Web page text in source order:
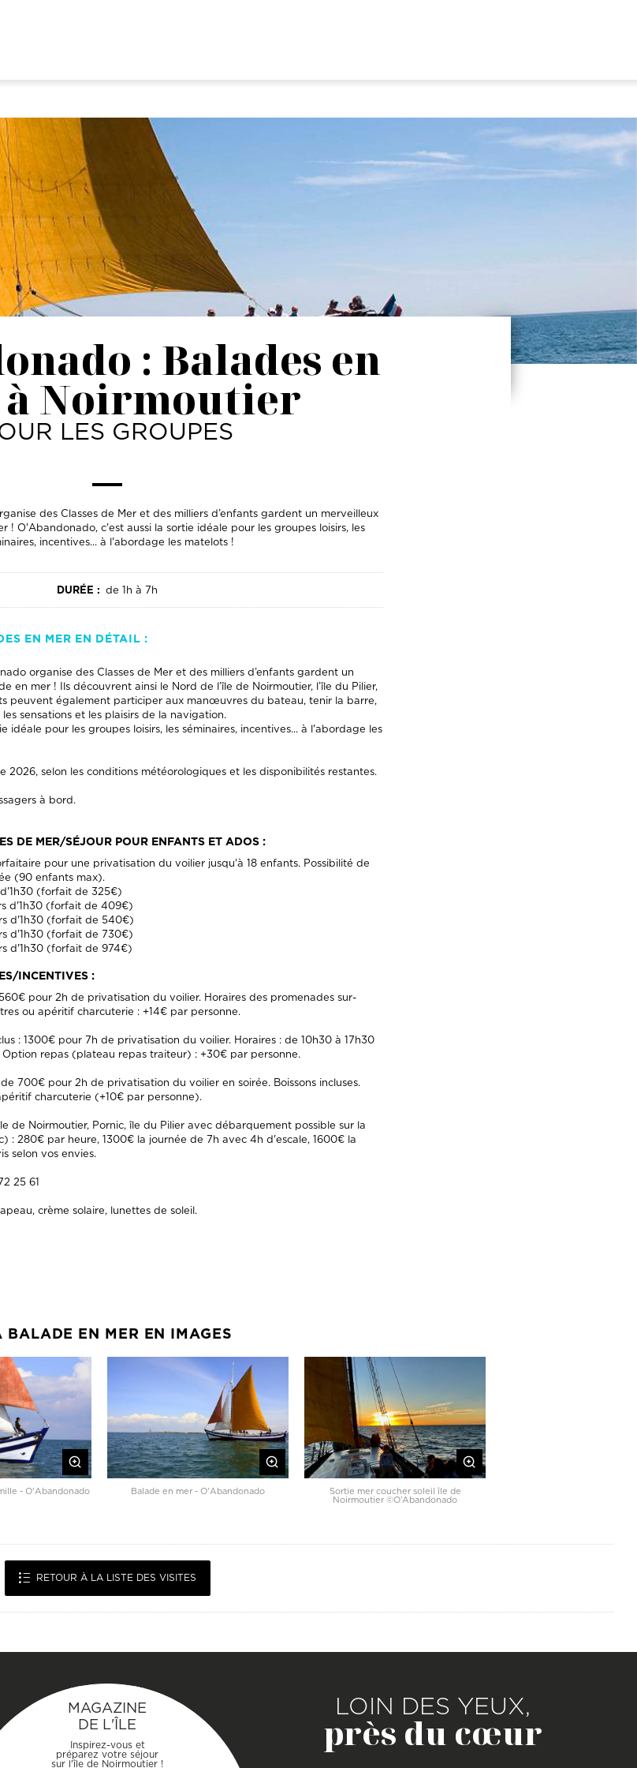
: Balades en
Noirmoutier
LES GROUPES
des Classes de Mer et des milliers d’enfants gardent un merveilleux
! O'Abandonado, c'est aussi la sortie idéale pour les groupes loisirs, les
incentives... à l'abordage les matelots !
DURÉE : de 1h à 7h
EN MER EN DÉTAIL :
organise des Classes de Mer et des milliers d’enfants gardent un
en mer ! Ils découvrent ainsi le Nord de l’île de Noirmoutier, l’île du Pilier,
peuvent également participer aux manœuvres du bateau, tenir la barre,
sensations et les plaisirs de la navigation.
idéale pour les groupes loisirs, les séminaires, incentives... à l'abordage les
2026, selon les conditions météorologiques et les disponibilités restantes.
à bord.
DE MER/SÉJOUR POUR ENFANTS ET ADOS :
pour une privatisation du voilier jusqu'à 18 enfants. Possibilité de
(90 enfants max).
(forfait de 325€)
d'1h30 (forfait de 409€)
d'1h30 (forfait de 540€)
d'1h30 (forfait de 730€)
d'1h30 (forfait de 974€)
INCENTIVES :
pour 2h de privatisation du voilier. Horaires des promenades sur-
ou apéritif charcuterie : +14€ par personne.
: 1300€ pour 7h de privatisation du voilier. Horaires : de 10h30 à 17h30
repas (plateau repas traiteur) : +30€ par personne.
700€ pour 2h de privatisation du voilier en soirée. Boissons incluses.
charcuterie (+10€ par personne).
de Noirmoutier, Pornic, île du Pilier avec débarquement possible sur la
: 280€ par heure, 1300€ la journée de 7h avec 4h d'escale, 1600€ la
selon vos envies.
25 61
crème solaire, lunettes de soleil.
BALADE EN MER EN IMAGES
- O'Abandonado Balade en mer - O'Abandonado Sortie mer coucher soleil île de
Noirmoutier ©O’Abandonado
RETOUR À LA LISTE DES VISITES
MAGAZINE
DE L'ÎLE
Inspirez-vous et
préparez votre séjour
sur l'île de Noirmoutier !
LOIN DES YEUX,
près du cœur